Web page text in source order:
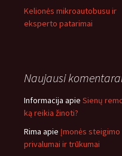
Kelionės mikroautobusu ir
eksperto patarimai
Naujausi
Informacija apie Sienų
ką reikia žinoti?
Rima apie Įmonės steigimo
privalumai ir trūkumai